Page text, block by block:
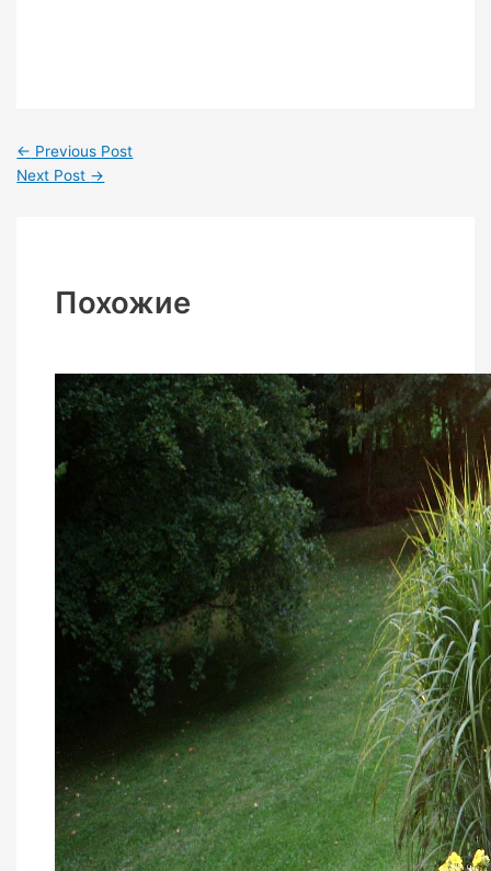
← Previous Post
Next Post →
Похожие